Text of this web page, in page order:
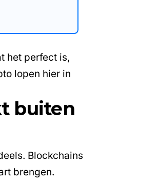
het perfect is,
lopen hier in
buiten
Blockchains
brengen.